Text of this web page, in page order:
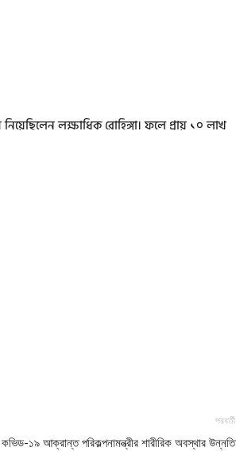
লক্ষাধিক রোহিঙ্গা। ফলে প্রায় ১০ লাখ
পরবর্তী
কভিড-১৯ আক্রান্ত পরিকল্পনামন্ত্রীর শারীরিক অবস্থার উন্নতি